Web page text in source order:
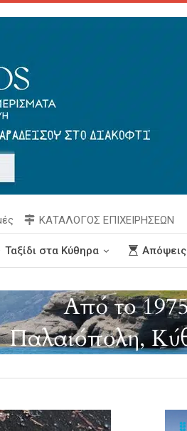
ΚΑΤΑΛΟΓΟΣ ΕΠΙΧΕΙΡΗΣΕΩΝ
Ταξίδι στα Κύθηρα Απόψεις